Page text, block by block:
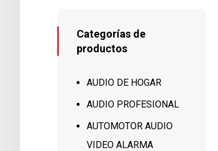
Categorías de
productos
AUDIO DE HOGAR
AUDIO PROFESIONAL
AUTOMOTOR AUDIO
VIDEO ALARMA